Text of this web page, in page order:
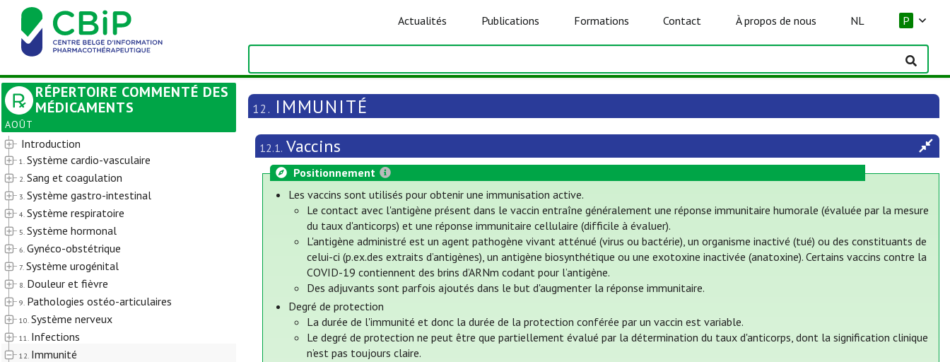
Actualités Publications Formations Contact À propos de nous NL P
RÉPERTOIRE COMMENTÉ DES
MÉDICAMENTS
AOÛT
Introduction
1. Système cardio-vasculaire
2. Sang et coagulation
3. Système gastro-intestinal
4. Système respiratoire
5. Système hormonal
6. Gynéco-obstétrique
7. Système urogénital
8. Douleur et fièvre
9. Pathologies ostéo-articulaires
10. Système nerveux
11. Infections
12. Immunité
12. IMMUNITÉ
12.1. Vaccins
Positionnement
Les vaccins sont utilisés pour obtenir une immunisation active.
Le contact avec l'antigène présent dans le vaccin entraîne généralement une réponse immunitaire humorale (évaluée par la mesure
du taux d'anticorps) et une réponse immunitaire cellulaire (difficile à évaluer).
L'antigène administré est un agent pathogène vivant atténué (virus ou bactérie), un organisme inactivé (tué) ou des constituants de
celui-ci (p.ex.des extraits d’antigènes), un antigène biosynthétique ou une exotoxine inactivée (anatoxine). Certains vaccins contre la
COVID-19 contiennent des brins d’ARNm codant pour l’antigène.
Des adjuvants sont parfois ajoutés dans le but d'augmenter la réponse immunitaire.
Degré de protection
La durée de l'immunité et donc la durée de la protection conférée par un vaccin est variable.
Le degré de protection ne peut être que partiellement évalué par la détermination du taux d'anticorps, dont la signification clinique
n’est pas toujours claire.